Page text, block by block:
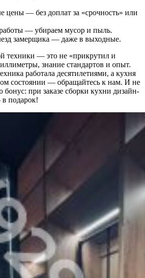
цены — без доплат за «срочность» или
— убираем мусор и пыль.
замерщика — даже в выходные.
техники — это не «прикрутил и
знание стандартов и опыт.
работала десятилетиями, а кухня
состоянии — обращайтесь к нам. И не
бонус: при заказе сборки кухни дизайн-
подарок!